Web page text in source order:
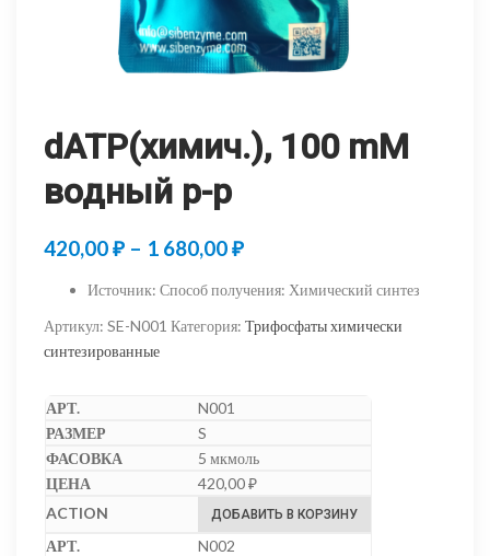
dATP(химич.), 100 mM
водный р-р
420,00₽ – 1 680,00₽Диапазон
цен:
420,00 ₽
Источник: Способ получения: Химический синтез
Артикул: SE-N001 Категория: Трифосфаты химически
синтезированные
N001
S
5 мкмоль
420,00₽
ДОБАВИТЬ В КОРЗИНУ
N002